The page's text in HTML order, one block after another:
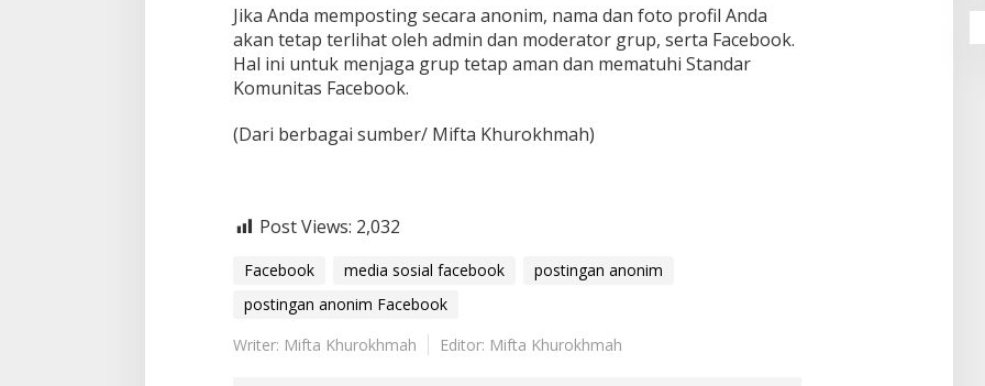
Jika Anda memposting secara anonim, nama dan foto profil Anda
akan tetap terlihat oleh admin dan moderator grup, serta Facebook.
Hal ini untuk menjaga grup tetap aman dan mematuhi Standar
Komunitas Facebook.
(Dari berbagai sumber/ Mifta Khurokhmah)
Post Views: 2,032
Facebook media sosial facebook
postingan anonim
postingan anonim Facebook
Writer: Mifta Khurokhmah
Editor: Mifta Khurokhmah